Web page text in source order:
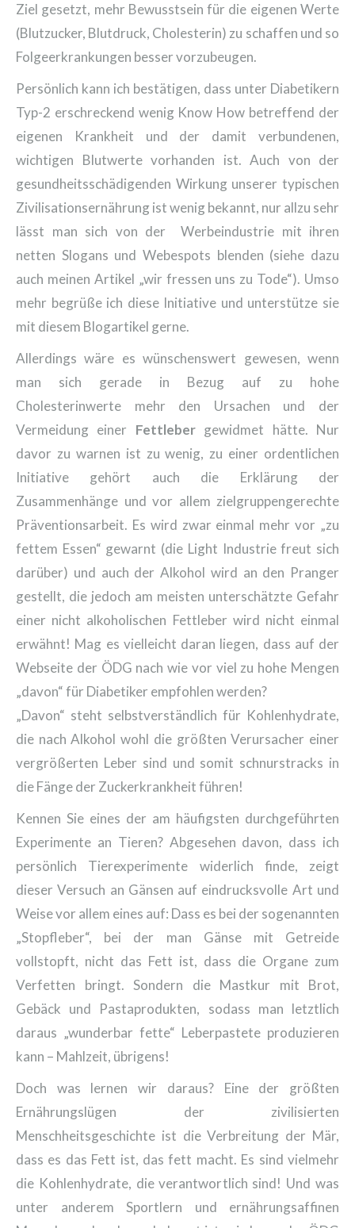
Ziel gesetzt, mehr Bewusstsein für die eigenen Werte
(Blutzucker, Blutdruck, Cholesterin) zu schaffen und so
Folgeerkrankungen besser vorzubeugen.
Persönlich kann ich bestätigen, dass unter Diabetikern
Typ-2 erschreckend wenig Know How betreffend der
eigenen Krankheit und der damit verbundenen,
wichtigen Blutwerte vorhanden ist. Auch von der
gesundheitsschädigenden Wirkung unserer typischen
Zivilisationsernährung ist wenig bekannt, nur allzu sehr
lässt man sich von der Werbeindustrie mit ihren
netten Slogans und Webespots blenden (siehe dazu
auch meinen Artikel „wir fressen uns zu Tode“). Umso
mehr begrüße ich diese Initiative und unterstütze sie
mit diesem Blogartikel gerne.
Allerdings wäre es wünschenswert gewesen, wenn
man sich gerade in Bezug auf zu hohe
Cholesterinwerte mehr den Ursachen und der
Vermeidung einer Fettlebergewidmet hätte. Nur
davor zu warnen ist zu wenig, zu einer ordentlichen
Initiative gehört auch die Erklärung der
Zusammenhänge und vor allem zielgruppengerechte
Präventionsarbeit. Es wird zwar einmal mehr vor „zu
fettem Essen“ gewarnt (die Light Industrie freut sich
darüber) und auch der Alkohol wird an den Pranger
gestellt, die jedoch am meisten unterschätzte Gefahr
einer nicht alkoholischen Fettleber wird nicht einmal
erwähnt! Mag es vielleicht daran liegen, dass auf der
Webseite der ÖDG nach wie vor viel zu hohe Mengen
„davon“ für Diabetiker empfohlen werden?
„Davon“ steht selbstverständlich für Kohlenhydrate,
die nach Alkohol wohl die größten Verursacher einer
vergrößerten Leber sind und somit schnurstracks in
die Fänge der Zuckerkrankheit führen!
Kennen Sie eines der am häufigsten durchgeführten
Experimente an Tieren? Abgesehen davon, dass ich
persönlich Tierexperimente widerlich finde, zeigt
dieser Versuch an Gänsen auf eindrucksvolle Art und
Weise vor allem eines auf: Dass es bei der sogenannten
„Stopfleber“, bei der man Gänse mit Getreide
vollstopft, nicht das Fett ist, dass die Organe zum
Verfetten bringt. Sondern die Mastkur mit Brot,
Gebäck und Pastaprodukten, sodass man letztlich
daraus „wunderbar fette“ Leberpastete produzieren
kann – Mahlzeit, übrigens!
Doch was lernen wir daraus? Eine der größten
Ernährungslügen der zivilisierten
Menschheitsgeschichte ist die Verbreitung der Mär,
dass es das Fett ist, das fett macht. Es sind vielmehr
die Kohlenhydrate, die verantwortlich sind! Und was
unter anderem Sportlern und ernährungsaffinen